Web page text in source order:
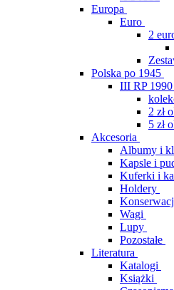
Europa
Euro
2
Polska po 1945
III RP
2 zł
5 zł
Akcesoria
Albumy i
Kapsle i
Kuferki i
Holdery
Wagi
Lupy
Pozostałe
Literatura
Katalogi
Książki